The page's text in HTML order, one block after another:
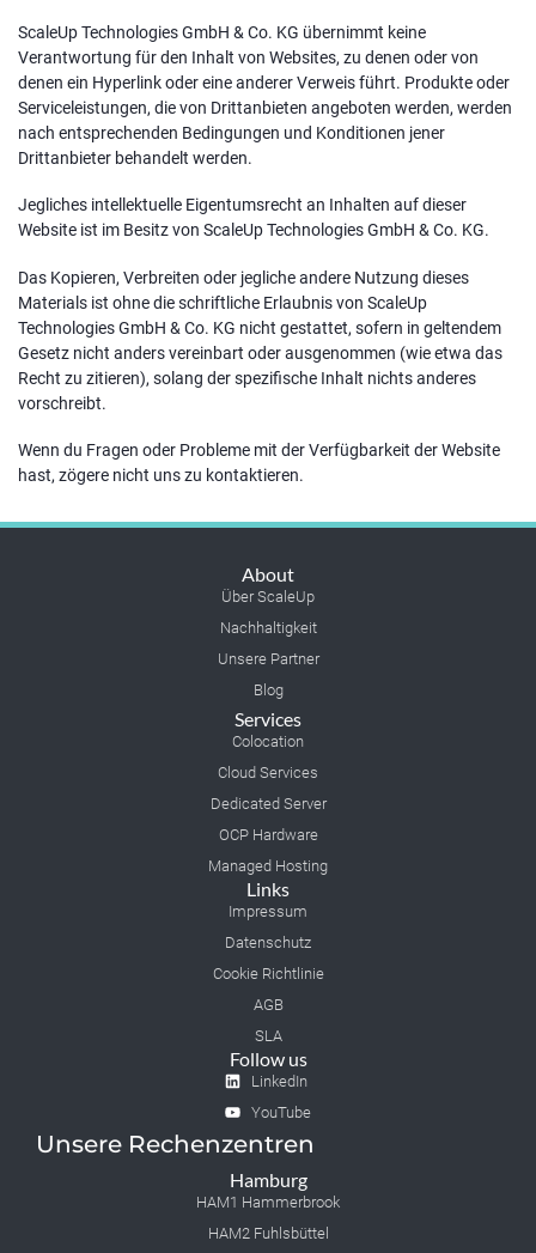
ScaleUp Technologies GmbH & Co. KG übernimmt keine
Verantwortung für den Inhalt von Websites, zu denen oder von
denen ein Hyperlink oder eine anderer Verweis führt. Produkte oder
Serviceleistungen, die von Drittanbieten angeboten werden, werden
nach entsprechenden Bedingungen und Konditionen jener
Drittanbieter behandelt werden.
Jegliches intellektuelle Eigentumsrecht an Inhalten auf dieser
Website ist im Besitz von ScaleUp Technologies GmbH & Co. KG.
Das Kopieren, Verbreiten oder jegliche andere Nutzung dieses
Materials ist ohne die schriftliche Erlaubnis von ScaleUp
Technologies GmbH & Co. KG nicht gestattet, sofern in geltendem
Gesetz nicht anders vereinbart oder ausgenommen (wie etwa das
Recht zu zitieren), solang der spezifische Inhalt nichts anderes
vorschreibt.
Wenn du Fragen oder Probleme mit der Verfügbarkeit der Website
hast, zögere nicht uns zu kontaktieren.
About
Über ScaleUp
Nachhaltigkeit
Unsere Partner
Blog
Services
Colocation
Cloud Services
Dedicated Server
OCP Hardware
Managed Hosting
Links
Impressum
Datenschutz
Cookie Richtlinie
AGB
SLA
Follow us
LinkedIn
YouTube
Unsere Rechenzentren
Hamburg
HAM1 Hammerbrook
HAM2 Fuhlsbüttel